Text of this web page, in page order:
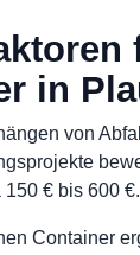
in
von
€ bis 600 €.
Container